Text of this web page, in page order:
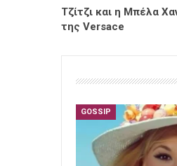
Τζίτζι και η Μπέλα
της Versace
GOSSIP